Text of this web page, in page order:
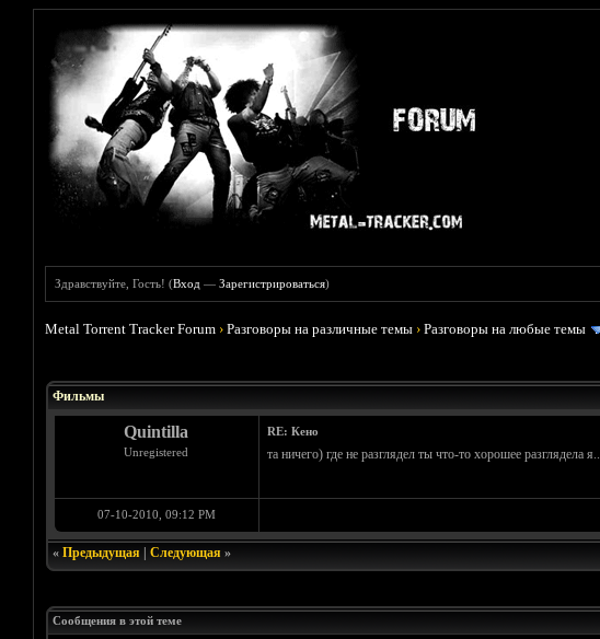
Здравствуйте, Гость! (Вход —Зарегистрироваться)
Metal Torrent Tracker Forum ›Разговоры на различные темы ›Разговоры на любые темы
Фильмы
Quintilla
Unregistered
RE: Кено
та ничего) где не разглядел ты что-то хорошее разглядела я..
07-10-2010, 09:12 PM
« Предыдущая| Следующая»
Сообщения в этой теме